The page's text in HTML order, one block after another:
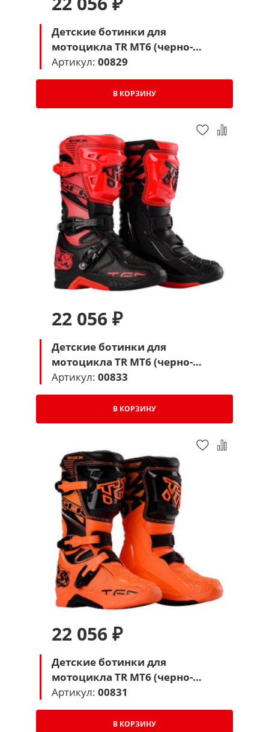
Детские ботинки для
мотоцикла TR MT6 (черно-
белые)
Артикул: 00829
В КОРЗИНУ
22 056 ₽
Детские ботинки для
мотоцикла TR MT6 (черно-
красные)
Артикул: 00833
В КОРЗИНУ
22 056 ₽
Детские ботинки для
мотоцикла TR MT6 (черно-
оранжевые)
Артикул: 00831
В КОРЗИНУ